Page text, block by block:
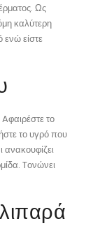
Ως
καλύτερη
ενώ είστε
το
το υγρό που
Tονώνει